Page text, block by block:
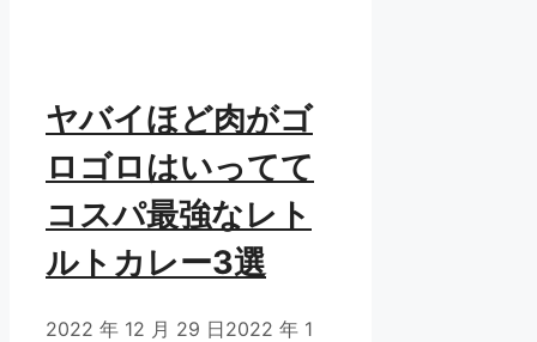
ヤバイほど肉がゴ
ロゴロはいってて
コスパ最強なレト
ルトカレー3選
2022 年 12 月 29 日2022 年 1